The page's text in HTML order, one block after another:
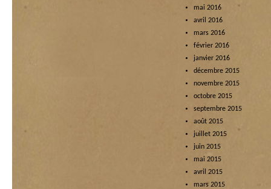
mai 2016
avril 2016
mars 2016
février 2016
janvier 2016
décembre 2015
novembre 2015
octobre 2015
septembre 2015
août 2015
juillet 2015
juin 2015
mai 2015
avril 2015
mars 2015